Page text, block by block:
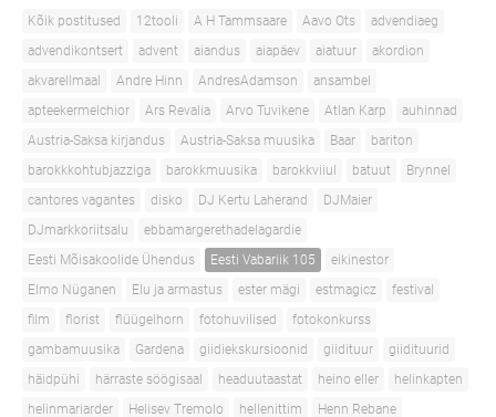
Kõik postitused 12tooli A H Tammsaare Aavo Ots
advendiaeg
advendikontsert
advent aiandus aiapäev aiatuur
akordion
akvarellmaal
Andre Hinn AndresAdamson
ansambel
apteekermelchior
Ars Revalia Arvo Tuvikene Atlan Karp
auhinnad
Austria-Saksa kirjandus
Austria-Saksa muusika Baar
bariton
barokkkohtubjazziga
barokkmuusika barokkviiul batuut
Brynnel
cantores vagantes
disko DJ Kertu Laherand
DJMaier
DJmarkkoriitsalu
ebbamargerethadelagardie
Eesti Mõisakoolide Ühendus
Eesti Vabariik 105
eikinestor
Elmo Nüganen
Elu ja armastus ester mägi estmagicz
festival
film
florist flüügelhorn fotohuvilised
fotokonkurss
gambamuusika
Gardena giidiekskursioonid giidituur
giidituurid
häidpühi
härraste söögisaal headuutaastat heino eller
helinkapten
helinmariarder
Helisev Tremolo hellenittim
Henn Rebane